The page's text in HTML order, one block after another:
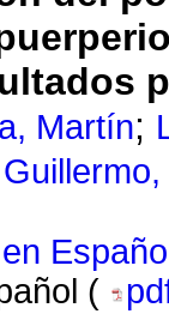
Martín;
(